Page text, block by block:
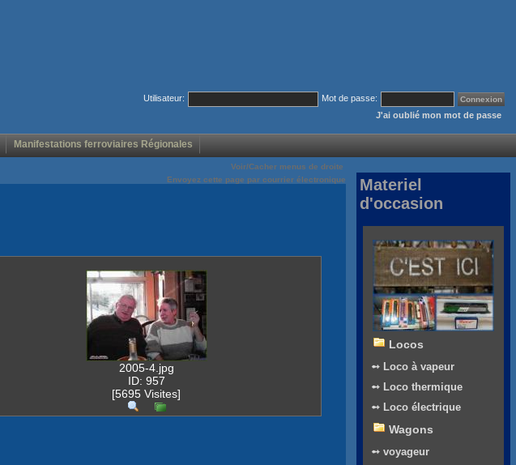
Utilisateur:
Mot de passe:
J'ai oublié mon mot de passe
Manifestations ferroviaires Régionales
Voir/Cacher menus de droite
Envoyez cette page par courrier électronique
2005-4.jpg
ID: 957
[5695 Visites]
Materiel
d'occasion
Locos
➻ Loco à vapeur
➻ Loco thermique
➻ Loco électrique
Wagons
➻ voyageur